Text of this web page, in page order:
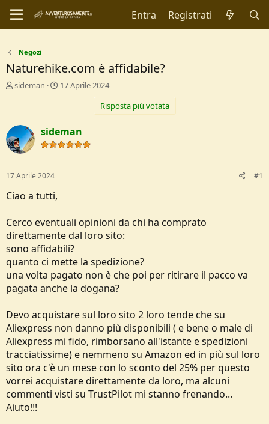
Entra Registrati
Negozi
Naturehike.com è affidabile?
C
t
o
r
D
i
s
s
s
i
o
n
e
sideman
D
d
i
I
z
17 Aprile 2024
Risposta più votata
sideman
17 Aprile 2024 #1
Ciao a tutti,
Cerco eventuali opinioni da chi ha comprato
direttamente dal loro sito:
sono affidabili?
quanto ci mette la spedizione?
una volta pagato non è che poi per ritirare il pacco va
pagata anche la dogana?
Devo acquistare sul loro sito 2 loro tende che su
Aliexpress non danno più disponibili ( e bene o male di
Aliexpress mi fido, rimborsano all'istante e spedizioni
tracciatissime) e nemmeno su Amazon ed in più sul loro
sito ora c'è un mese con lo sconto del 25% per questo
vorrei acquistare direttamente da loro, ma alcuni
commenti visti su TrustPilot mi stanno frenando...
Aiuto!!!